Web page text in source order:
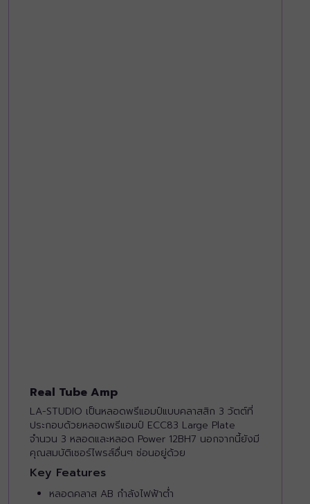
Real Tube Amp
LA-STUDIO เป็นหลอดพรีแอมป์แบบคลาสสิก 3 วัตต์ที่
ประกอบด้วยหลอดพรีแอมป์ ECC83 Large Plate
จำนวน 3 หลอดและหลอด Power 12BH7 นอกจากนี้ยังมี
คุณสมบัติเซอร์ไพรส์อื่นๆ ซ่อนอยู่ด้วย
Key Features
หลอดคลาส AB กำลังไฟฟ้าต่ำ